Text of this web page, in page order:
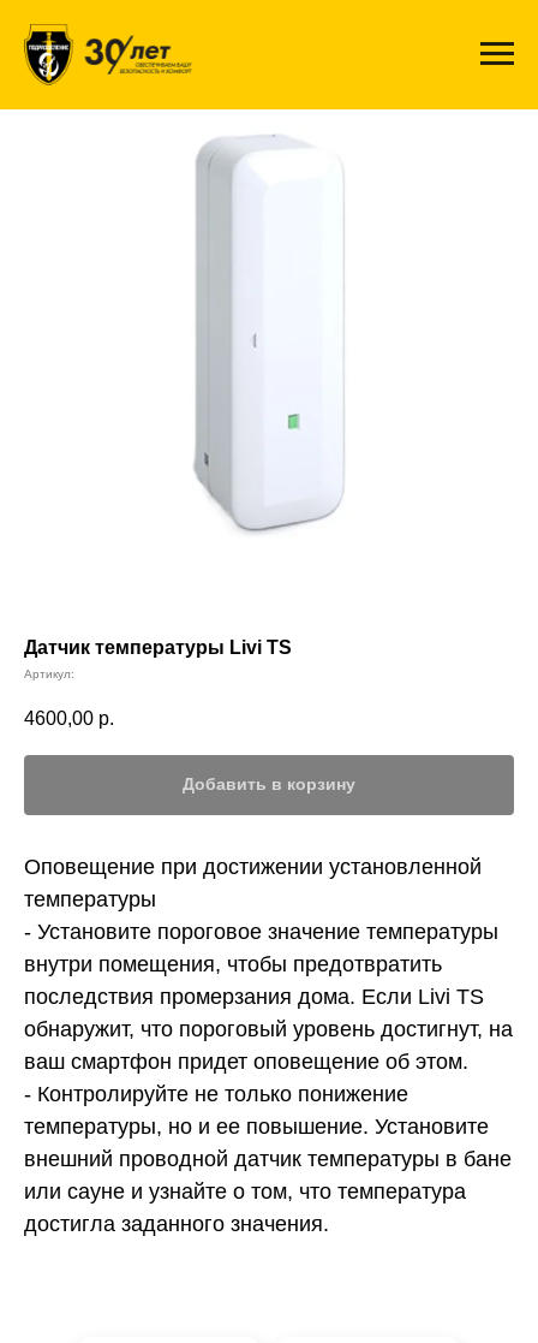
Датчик температуры Livi TS
Артикул:
4600,00 р.
Добавить в корзину
Оповещение при достижении установленной
температуры
- Установите пороговое значение температуры
внутри помещения, чтобы предотвратить
последствия промерзания дома. Если Livi TS
обнаружит, что пороговый уровень достигнут, на
ваш смартфон придет оповещение об этом.
- Контролируйте не только понижение
температуры, но и ее повышение. Установите
внешний проводной датчик температуры в бане
или сауне и узнайте о том, что температура
достигла заданного значения.